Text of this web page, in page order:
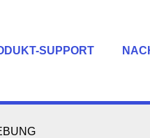
SUPPORT